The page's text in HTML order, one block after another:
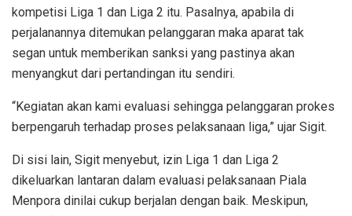
kompetisi Liga 1 dan Liga 2 itu. Pasalnya, apabila di
perjalanannya ditemukan pelanggaran maka aparat tak
segan untuk memberikan sanksi yang pastinya akan
menyangkut dari pertandingan itu sendiri.
“Kegiatan akan kami evaluasi sehingga pelanggaran prokes
berpengaruh terhadap proses pelaksanaan liga,” ujar Sigit.
Di sisi lain, Sigit menyebut, izin Liga 1 dan Liga 2
dikeluarkan lantaran dalam evaluasi pelaksanaan Piala
Menpora dinilai cukup berjalan dengan baik. Meskipun,